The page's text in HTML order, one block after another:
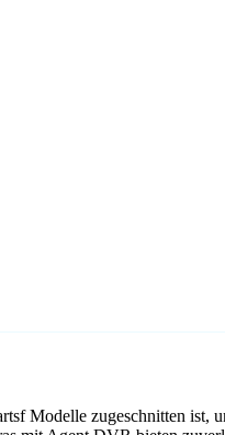
Modelle zugeschnitten ist,